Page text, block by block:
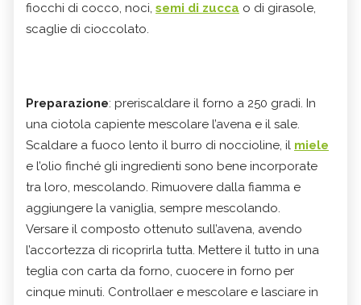
fiocchi di cocco, noci, semi di zucca o di girasole,
scaglie di cioccolato.
Preparazione: preriscaldare il forno a 250 gradi. In
una ciotola capiente mescolare l’avena e il sale.
Scaldare a fuoco lento il burro di noccioline, il miele
e l’olio finché gli ingredienti sono bene incorporate
tra loro, mescolando. Rimuovere dalla fiamma e
aggiungere la vaniglia, sempre mescolando.
Versare il composto ottenuto sull’avena, avendo
l’accortezza di ricoprirla tutta. Mettere il tutto in una
teglia con carta da forno, cuocere in forno per
cinque minuti. Controllaer e mescolare e lasciare in